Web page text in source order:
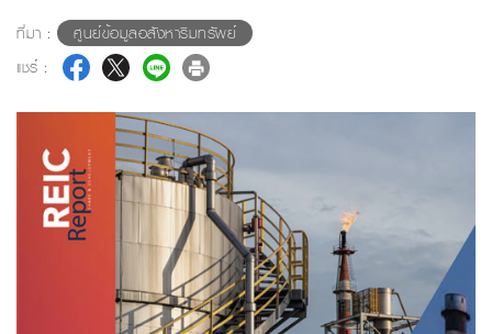
ที่มา :
ศูนย์ข้อมูลอสังหาริมทรัพย์
แชร์ :